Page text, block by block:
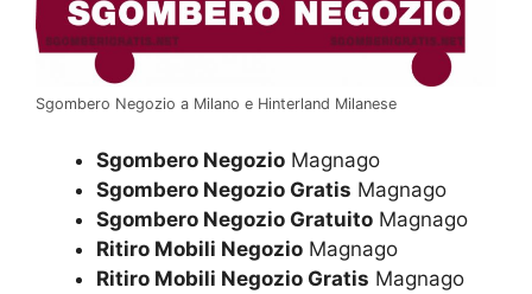
Sgombero Negozio a Milano e Hinterland Milanese
Sgombero Negozio Magnago
Sgombero Negozio Gratis Magnago
Sgombero Negozio Gratuito Magnago
Ritiro Mobili Negozio Magnago
Ritiro Mobili Negozio Gratis Magnago